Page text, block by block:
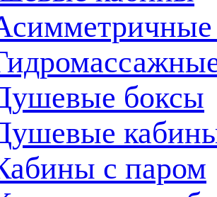
боксы
с паром